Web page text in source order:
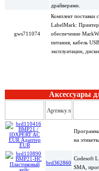
драйверами.
gws711074
Комплект поставки
LabelMark:
обеспечение
питания, кабель
эксплуатации,
Аксессуары
Артикул
на
brd362860
Codesoft
SMA,